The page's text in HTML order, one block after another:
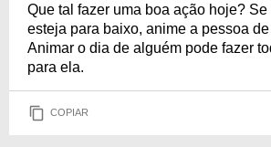
Que tal fazer uma boa ação hoje?
esteja para baixo, anime a pessoa
Animar o dia de alguém pode fazer
para ela.
COPIAR